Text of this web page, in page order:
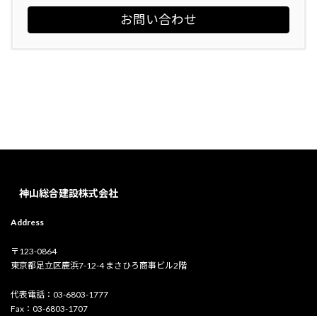
お問い合わせ
神山総合建設株式会社
Address
〒123-0864
東京都足立区鹿浜7-12-4 まさひろ商事ビル2階
代表電話：03-6803-1777
Fax：03-6803-1707